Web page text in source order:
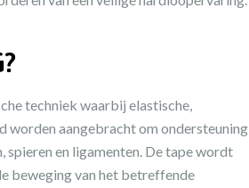
techniek waarbij elastische,
worden aangebracht om ondersteuning
spieren en ligamenten. De tape wordt
beweging van het betreffende